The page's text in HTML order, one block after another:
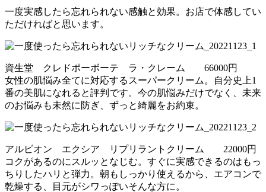
一度実感したら忘れられない感触と効果。お店で体感してい
ただければと思います。
資生堂 クレドポーボーテ ラ・クレーム 66000円
女性の肌悩み全てに対応するスーパークリーム。自分史上1
番の美肌になれると評判です。今の肌悩みだけでなく、未来
のお悩みも未然に防ぎ、ずっと綺麗をお約束。
アルビオン エクシア リプリラントクリーム 22000円
コクがあるのにスルッとなじむ。すぐに実感できるのはもっ
ちりしたハリと弾力。朝もしっかり使えるから、エアコンで
乾燥する、目元がシワっぽいそんな方に。